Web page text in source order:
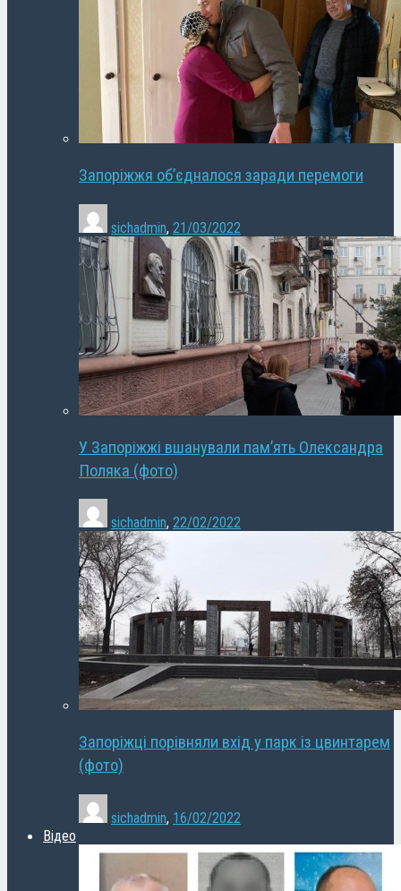
Запоріжжя об’єдналося заради перемоги
sichadmin, 21/03/2022
У Запоріжжі вшанували пам’ять Олександра
Поляка (фото)
sichadmin, 22/02/2022
Запоріжці порівняли вхід у парк із цвинтарем
(фото)
sichadmin, 16/02/2022
Відео